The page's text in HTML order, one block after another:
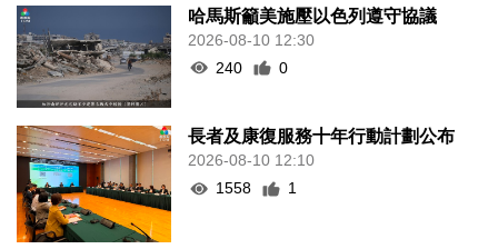
哈馬斯籲美施壓以色列遵守協議
2026-08-10 12:30
240
0
長者及康復服務十年行動計劃公布
2026-08-10 12:10
1558
1